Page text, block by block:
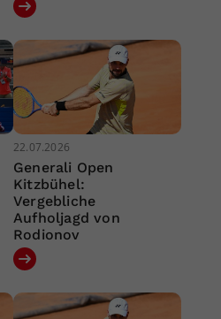
22.07.2026
Generali Open
Kitzbühel:
Vergebliche
Aufholjagd von
Rodionov